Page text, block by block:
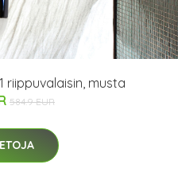
riippuvalaisin, musta
584.9 EUR